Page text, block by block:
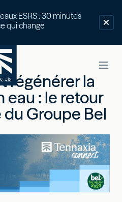
: 30 minutes
qui change
régénérer la
eau : le retour
du Groupe Bel